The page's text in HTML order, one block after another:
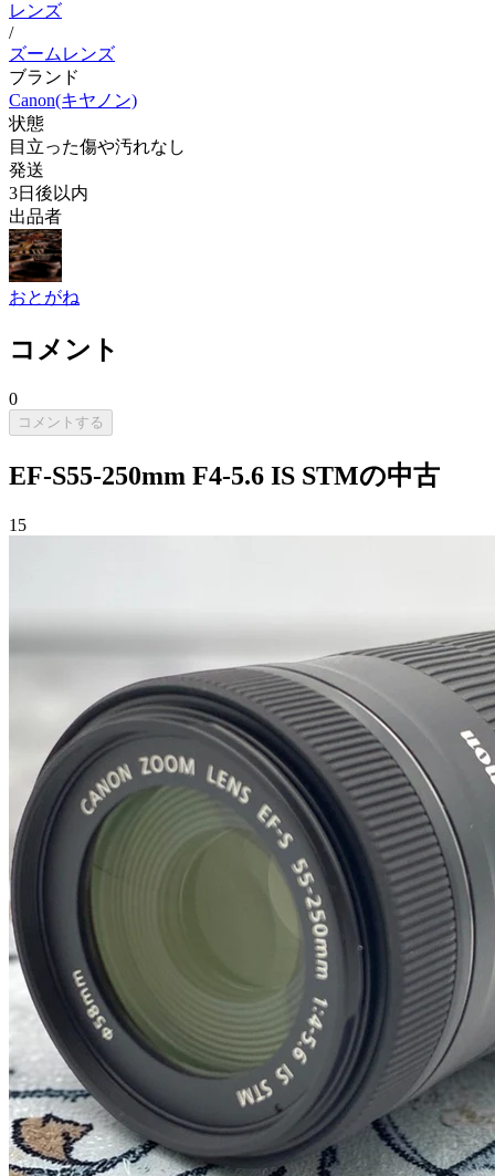
レンズ
/
ズームレンズ
ブランド
Canon(キヤノン)
状態
目立った傷や汚れなし
発送
3日後以内
出品者
おとがね
コメント
0
コメントする
EF-S55-250mm F4-5.6 IS STMの中古
15